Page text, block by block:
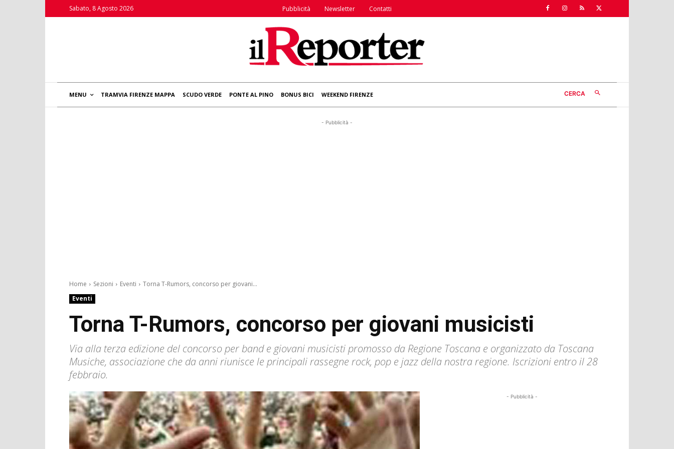
Sabato, 8 Agosto 2026 Pubblicità Newsletter Contatti
MENU TRAMVIA FIRENZE MAPPA SCUDO VERDE PONTE AL PINO BONUS BICI WEEKEND FIRENZE CERCA
- Pubblicità -
Home Sezioni Eventi
Torna T-Rumors, concorso per giovani...
Eventi
Torna T-Rumors, concorso per giovani musicisti
Via alla terza edizione del concorso per band e giovani musicisti promosso da Regione Toscana e organizzato da Toscana
Musiche, associazione che da anni riunisce le principali rassegne rock, pop e jazz della nostra regione. Iscrizioni entro il 28
febbraio.
- Pubblicità -